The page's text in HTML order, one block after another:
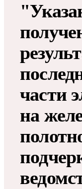
части
на